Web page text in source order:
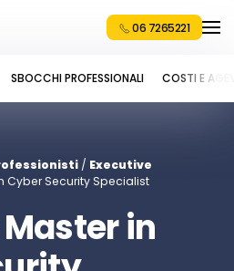
06 7265221
/ Executive
Cyber Security Specialist
in
SBOCCHI PROFESSIONALI COSTI E